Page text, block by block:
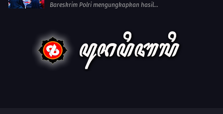
Bareskrim Polri mengungkapkan hasil...